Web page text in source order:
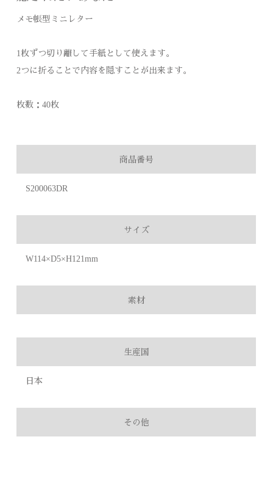
メモ帳型ミニレター
1枚ずつ切り離して手紙として使えます。
2つに折ることで内容を隠すことが出来ます。
枚数：40枚
商品番号
S200063DR
サイズ
W114×D5×H121mm
素材
生産国
日本
その他